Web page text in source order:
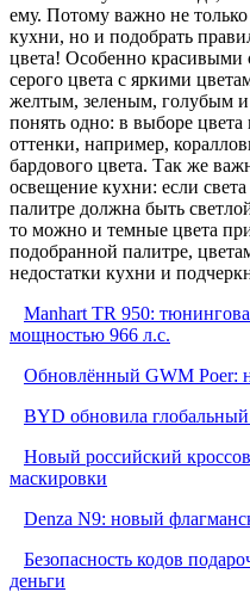
ему. Потому важно не
кухни, но и подобрать
цвета! Особенно красивыми
серого цвета с яркими
желтым, зеленым, голубым
понять одно: в выборе
оттенки, например,
бардового цвета. Так же
освещение кухни: если
палитре должна быть
то можно и темные цвета
подобранной палитре,
недостатки кухни и
Manhart TR 950:
мощностью 966 л.с.
Обновлённый GWM Poer:
BYD обновила
Новый российский
маскировки
Denza N9: новый
Безопасность кодов
деньги